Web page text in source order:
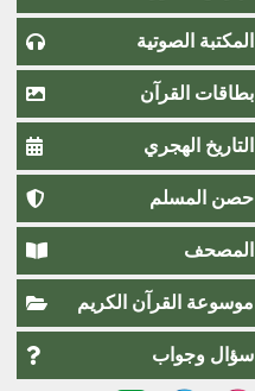
المكتبة الصوتية
بطاقات القرآن
التاريخ الهجري
حصن المسلم
المصحف
موسوعة القرآن الكريم
سؤال وجواب